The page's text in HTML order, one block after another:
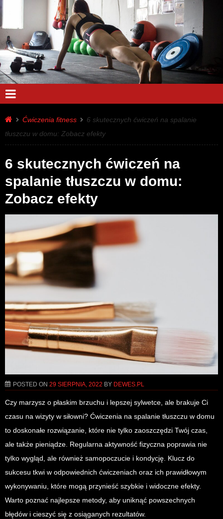
Ćwiczenia fitness
6 skutecznych ćwiczeń na spalanie
tłuszczu w domu: Zobacz efekty
6 skutecznych ćwiczeń na
spalanie tłuszczu w domu:
Zobacz efekty
POSTED ON 29 SIERPNIA, 2022 BY DEWES.PL
Czy marzysz o płaskim brzuchu i lepszej sylwetce, ale brakuje Ci
czasu na wizyty w siłowni? Ćwiczenia na spalanie tłuszczu w domu
to doskonałe rozwiązanie, które nie tylko zaoszczędzi Twój czas,
ale także pieniądze. Regularna aktywność fizyczna poprawia nie
tylko wygląd, ale również samopoczucie i kondycję. Klucz do
sukcesu tkwi w odpowiednich ćwiczeniach oraz ich prawidłowym
wykonywaniu, które mogą przynieść szybkie i widoczne efekty.
Warto poznać najlepsze metody, aby uniknąć powszechnych
błędów i cieszyć się z osiąganych rezultatów.